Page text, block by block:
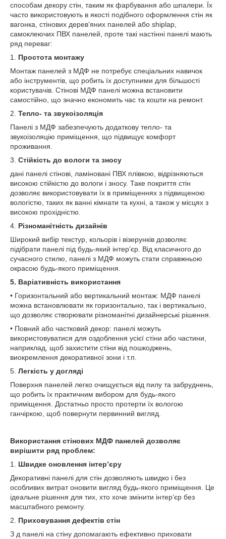
способам декору стін, таким як фарбування або шпалери. Їх
часто використовують в якості подібного оформлення стін як
вагонка, стінових дерев’яних панелей або shiplap,
самоклеючих ПВХ панелей, проте такі настінні панелі мають
ряд переваг:
1. Простота монтажу
Монтаж панелей з МДФ не потребує спеціальних навичок
або інструментів, що робить їх доступними для більшості
користувачів. Стінові МДФ панелі можна встановити
самостійно, що значно економить час та кошти на ремонт.
2. Тепло- та звукоізоляція
Панелі з МДФ забезпечують додаткову тепло- та
звукоізоляцію приміщення, що підвищує комфорт
проживання.
3. Стійкість до вологи та зносу
дані панелі стінові, ламіновані ПВХ плівкою, відрізняються
високою стійкістю до вологи і зносу. Таке покриття стін
дозволяє використовувати їх в приміщеннях з підвищеною
вологістю, таких як ванні кімнати та кухні, а також у місцях з
високою прохідністю.
4. Різноманітність дизайнів
Широкий вибір текстур, кольорів і візерунків дозволяє
підібрати панелі під будь-який інтер’єр. Від класичного до
сучасного стилю, панелі з МДФ можуть стати справжньою
окрасою будь-якого приміщення.
5. Варіативність використання
• Горизонтальний або вертикальний монтаж: МДФ панелі
можна встановлювати як горизонтально, так і вертикально,
що дозволяє створювати різноманітні дизайнерські рішення.
• Повний або частковий декор: панелі можуть
використовуватися для оздоблення усієї стіни або частини,
наприклад, щоб захистити стіни від пошкоджень,
виокремлення декоративної зони і т.п.
5. Легкість у догляді
Поверхня панелей легко очищується від пилу та забруднень,
що робить їх практичним вибором для будь-якого
приміщення. Достатньо просто протерти їх вологою
ганчіркою, щоб повернути первинний вигляд.
Використання стінових МДФ панелей дозволяє
вирішити ряд проблем:
1. Швидке оновлення інтер’єру
Декоративні панелі для стін дозволяють швидко і без
особливих витрат оновити вигляд будь-якого приміщення. Це
ідеальне рішення для тих, хто хоче змінити інтер’єр без
масштабного ремонту.
2. Приховування дефектів стін
З д панелі на стіну допомагають ефективно приховати